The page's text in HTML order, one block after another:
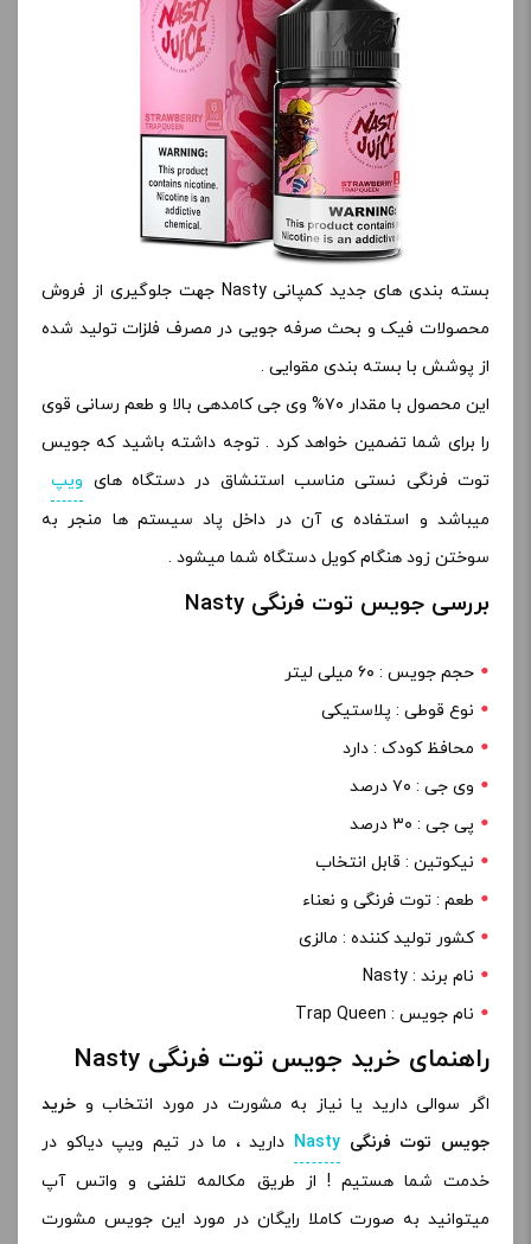
بسته بندی های جدید کمپانی Nasty جهت جلوگیری از فروش
محصولات فیک و بحث صرفه جویی در مصرف فلزات تولید شده
از پوشش با بسته بندی مقوایی .
این محصول با مقدار ۷۰% وی جی کامدهی بالا و طعم رسانی قوی
را برای شما تضمین خواهد کرد . توجه داشته باشید که جویس
توت فرنگی نستی مناسب استنشاق در دستگاه های ویپ
میباشد و استفاده ی آن در داخل پاد سیستم ها منجر به
سوختن زود هنگام کویل دستگاه شما میشود .
بررسی جویس توت فرنگی Nasty
حجم جویس : ۶۰ میلی لیتر
نوع قوطی : پلاستیکی
محافظ کودک : دارد
وی جی : ۷۰ درصد
پی جی : ۳۰ درصد
نیکوتین : قابل انتخاب
طعم : توت فرنگی و نعناء
کشور تولید کننده : مالزی
نام برند : Nasty
نام جویس : Trap Queen
راهنمای خرید جویس توت فرنگی Nasty
اگر سوالی دارید یا نیاز به مشورت در مورد انتخاب و خرید
جویس توت فرنگی Nasty دارید ، ما در تیم ویپ دیاکو در
خدمت شما هستیم ! از طریق مکالمه تلفنی و واتس آپ
میتوانید به صورت کاملا رایگان در مورد این جویس مشورت